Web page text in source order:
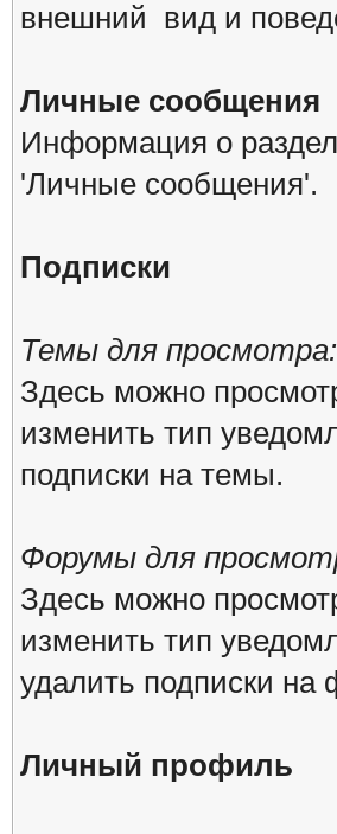
внешний вид и
Личные сообщения
Информация о
'Личные сообщения'.
Подписки
Темы для просмотра:
Здесь можно
изменить тип
подписки на темы.
Форумы для
Здесь можно
изменить тип
удалить подписки на
Личный профиль